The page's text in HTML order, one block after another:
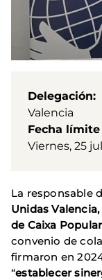
Delegación
Valencia
Fecha
Viernes, 25
La responsable
Unidas
de Caixa
convenio de
firmaron en
“establecer